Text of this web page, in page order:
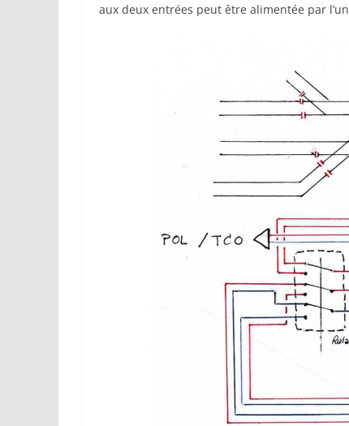
aux deux entrées peut être alimentée par